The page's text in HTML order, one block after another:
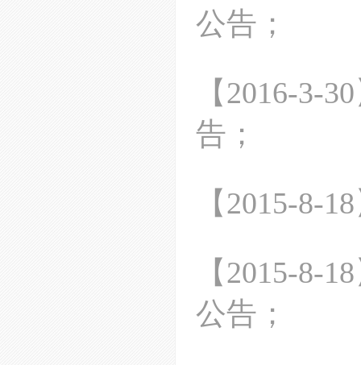
公告 ；
【2016-3-30
告 ；
【2015-8-18
【2015-8-18
公告；